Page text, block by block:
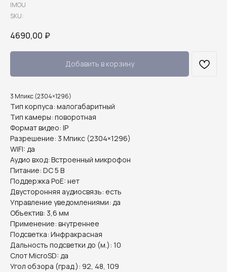
IMOU
SKU:
4690,00 ₽
Добавить в корзину
3 Мпикс (2304×1296)
Тип корпуса: малогабаритный
Тип камеры: поворотная
Формат видео: IP
Разрешение: 3 Мпикс (2304×1296)
WIFI: да
Аудио вход: Встроенный микрофон
Питание: DC 5 В
Поддержка PoE: нет
Двусторонняя аудиосвязь: есть
Управление уведомлениями: да
Объектив: 3,6 мм
Применение: внутреннее
Подсветка: Инфракрасная
Дальность подсветки до (м.): 10
Слот MicroSD: да
Угол обзора (град.): 92, 48, 109
Информация на сайте не является публичной офертой.